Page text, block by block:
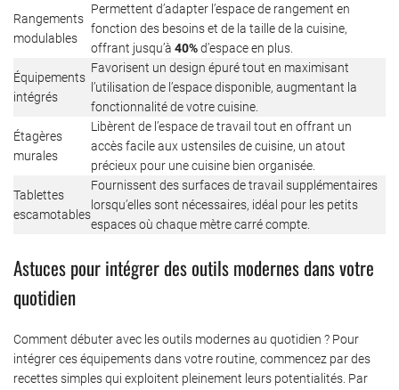
Rangements
modulables
Permettent d’adapter l’espace de rangement en
fonction des besoins et de la taille de la cuisine,
offrant jusqu’à 40%d’espace en plus.
Équipements
intégrés
Favorisent un design épuré tout en maximisant
l’utilisation de l’espace disponible, augmentant la
fonctionnalité de votre cuisine.
Étagères
murales
Libèrent de l’espace de travail tout en offrant un
accès facile aux ustensiles de cuisine, un atout
précieux pour une cuisine bien organisée.
Tablettes
escamotables
Fournissent des surfaces de travail supplémentaires
lorsqu’elles sont nécessaires, idéal pour les petits
espaces où chaque mètre carré compte.
Astuces pour intégrer des outils modernes dans votre
quotidien
Comment débuter avec les outils modernes au quotidien ? Pour
intégrer ces équipements dans votre routine, commencez par des
recettes simples qui exploitent pleinement leurs potentialités. Par